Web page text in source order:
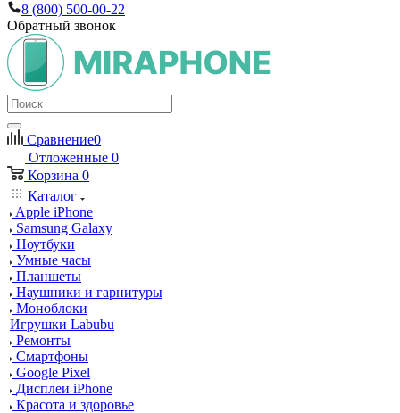
8 (800) 500-00-22
Обратный звонок
Сравнение0
Отложенные 0
Корзина 0
Каталог
Apple iPhone
Samsung Galaxy
Ноутбуки
Умные часы
Планшеты
Наушники и гарнитуры
Моноблоки
Игрушки Labubu
Ремонты
Смартфоны
Google Pixel
Дисплеи iPhone
Красота и здоровье